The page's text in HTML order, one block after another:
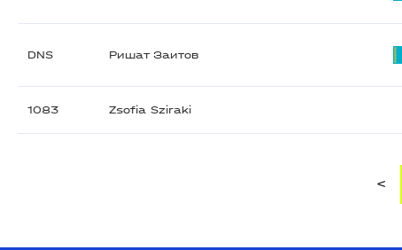
DNS Ришат Заитов
1083 Zsofia Sziraki
<